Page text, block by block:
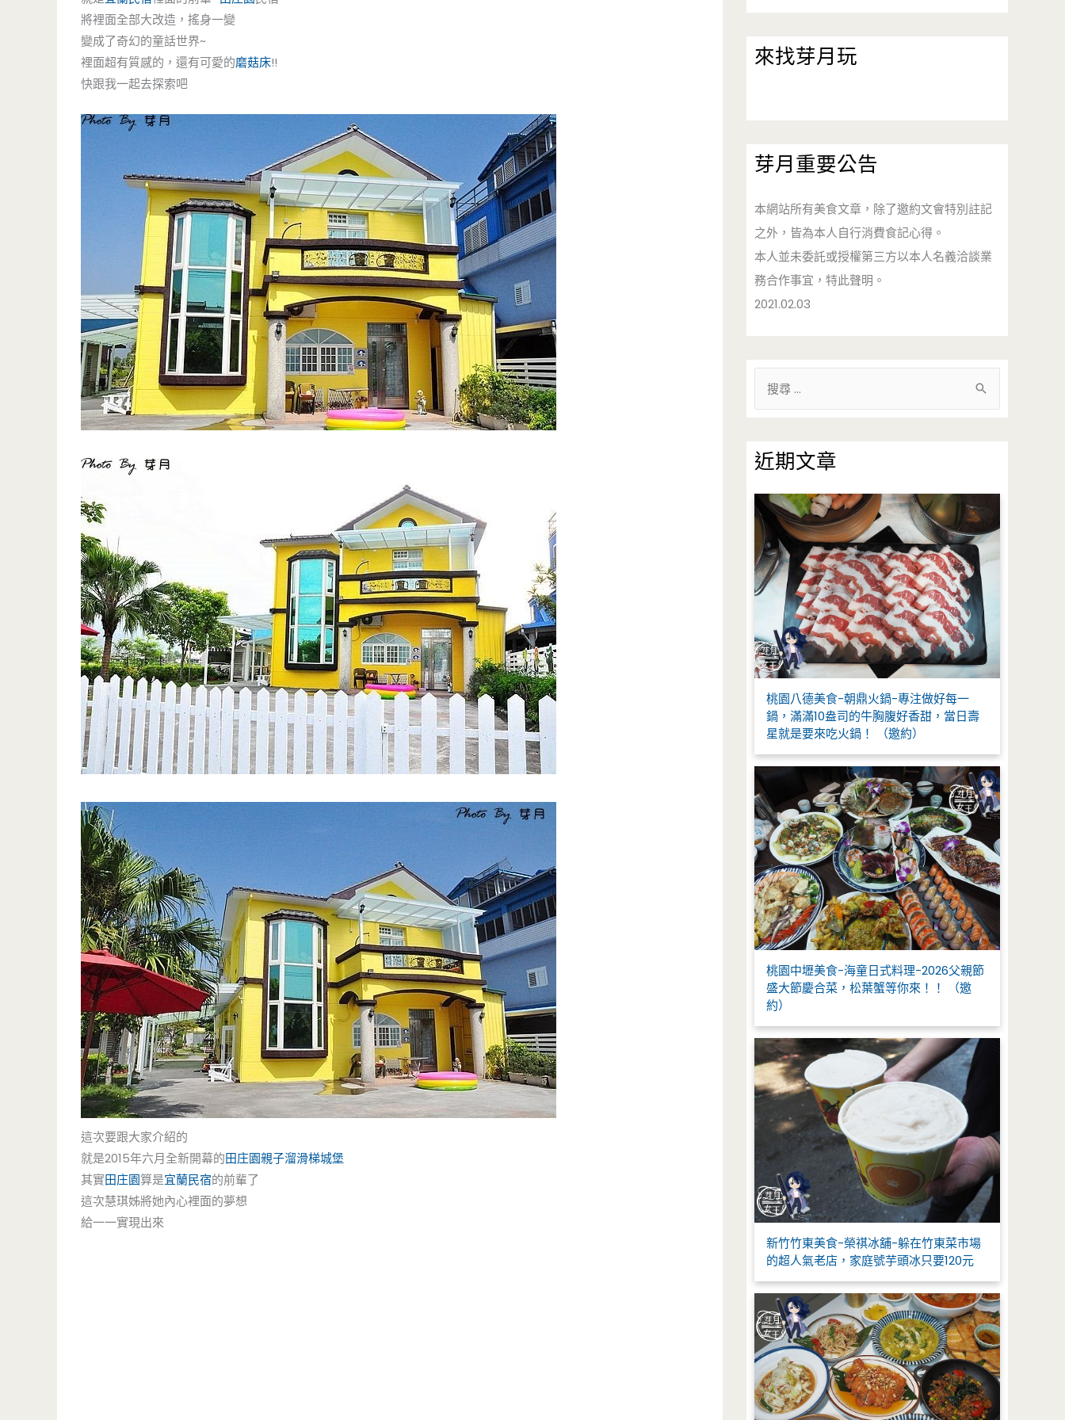
將裡面全部大改造，搖身一變
變成了奇幻的童話世界~
裡面超有質感的，還有可愛的磨菇床!!
快跟我一起去探索吧
這次要跟大家介紹的
就是2015年六月全新開幕的田庄園親子溜滑梯城堡
其實田庄園算是宜蘭民宿的前輩了
這次慧琪姊將她內心裡面的夢想
給一一實現出來
來找芽月玩
芽月重要公告
本網站所有美食文章，除了邀約文會特別註記
之外，皆為本人自行消費食記心得。
本人並未委託或授權第三方以本人名義洽談業
務合作事宜，特此聲明。
2021.02.03
鍵
字
:
近期文章
桃園八德美食-朝鼎火鍋-專注做好每一
鍋，滿滿10盎司的牛胸腹好香甜，當日壽
星就是要來吃火鍋！ （邀約）
桃園中壢美食-海童日式料理-2026父親節
盛大節慶合菜，松葉蟹等你來！！ （邀
約）
新竹竹東美食-榮祺冰舖-躲在竹東菜市場
的超人氣老店，家庭號芋頭冰只要120元